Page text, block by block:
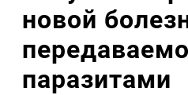
новой
паразитами